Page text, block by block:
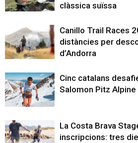
clàssica suïssa
Canillo Trail Races
distàncies per
d’Andorra
Cinc catalans
Salomon Pitz Alpine
La Costa Brava
inscripcions: tres